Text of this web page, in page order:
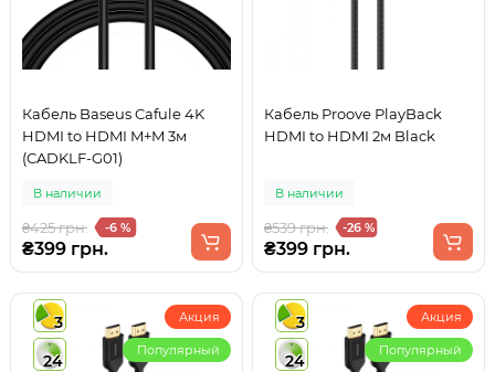
Кабель Baseus Cafule 4K
HDMI to HDMI M+M 3м
(CADKLF-G01)
В наличии
₴425 грн. -6 %
₴399 грн.
Кабель Proove PlayBack
HDMI to HDMI 2м Black
В наличии
₴539 грн. -26 %
₴399 грн.
3
24
Акция
Популярный
3
24
Акция
Популярный